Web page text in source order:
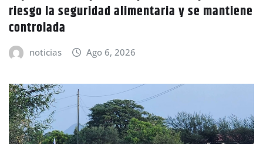
riesgo la seguridad alimentaria y se mantiene
controlada
noticias Ago 6, 2026